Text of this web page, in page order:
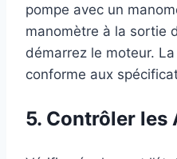
pompe avec un
manomètre à la sortie
démarrez le moteur.
conforme aux
5. Contrôler les